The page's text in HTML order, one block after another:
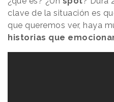
clave de la situación es
que queremos ver, haya
historias que